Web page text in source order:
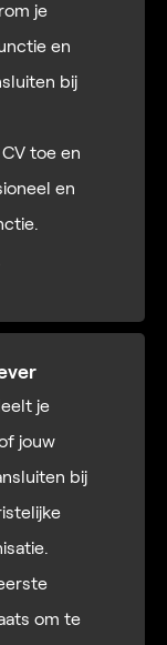
je
en
bij
toe en
en
je
jouw
bij
om te